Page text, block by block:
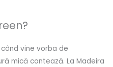
vine vorba de
mică contează. La Madeira